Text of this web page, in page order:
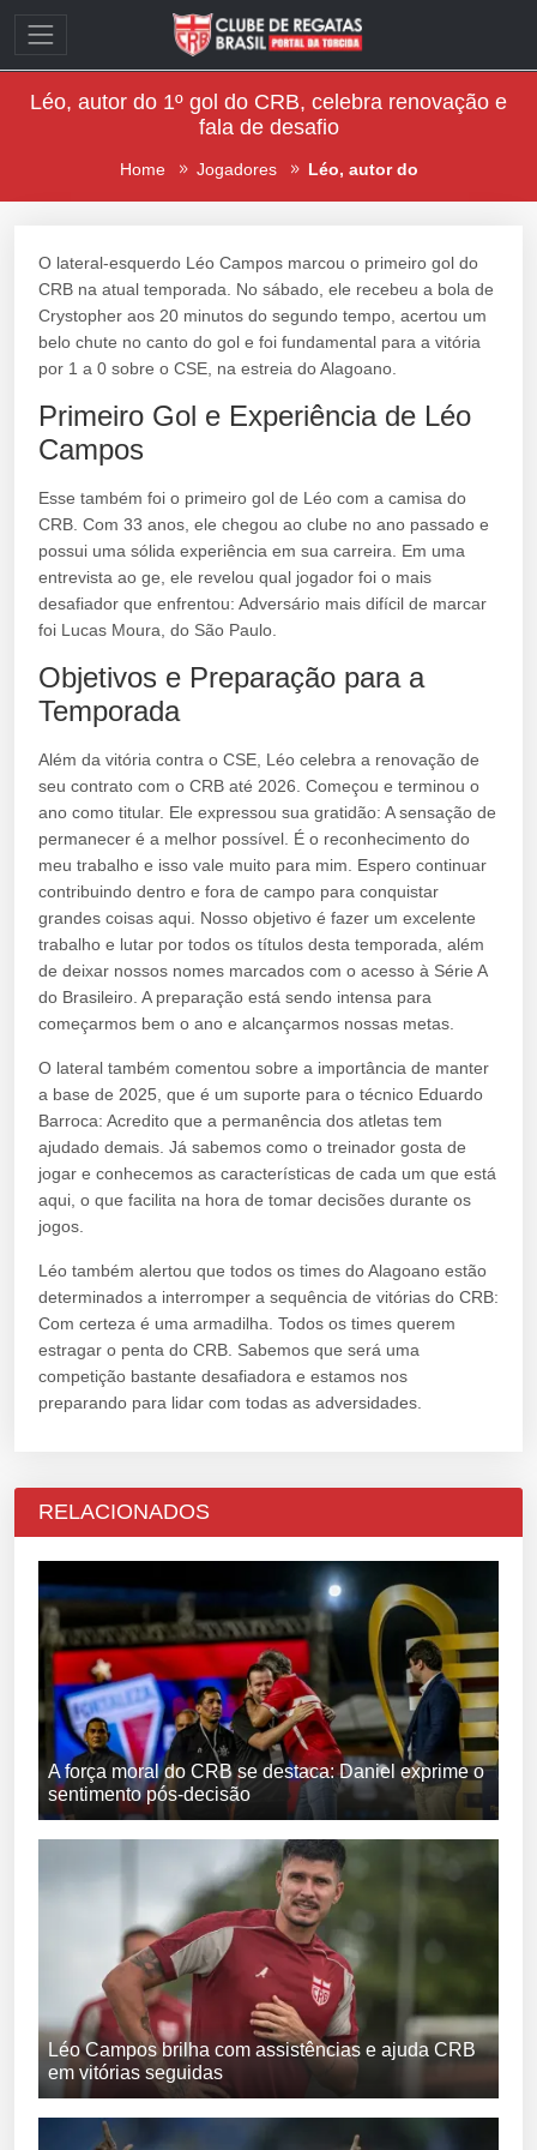
Léo, autor do 1º gol do CRB, celebra renovação e
fala de desafio
Home Jogadores Léo, autor do
O lateral-esquerdo Léo Campos marcou o primeiro gol do
CRB na atual temporada. No sábado, ele recebeu a bola de
Crystopher aos 20 minutos do segundo tempo, acertou um
belo chute no canto do gol e foi fundamental para a vitória
por 1 a 0 sobre o CSE, na estreia do Alagoano.
Primeiro Gol e Experiência de Léo
Campos
Esse também foi o primeiro gol de Léo com a camisa do
CRB. Com 33 anos, ele chegou ao clube no ano passado e
possui uma sólida experiência em sua carreira. Em uma
entrevista ao ge, ele revelou qual jogador foi o mais
desafiador que enfrentou: Adversário mais difícil de marcar
foi Lucas Moura, do São Paulo.
Objetivos e Preparação para a
Temporada
Além da vitória contra o CSE, Léo celebra a renovação de
seu contrato com o CRB até 2026. Começou e terminou o
ano como titular. Ele expressou sua gratidão: A sensação de
permanecer é a melhor possível. É o reconhecimento do
meu trabalho e isso vale muito para mim. Espero continuar
contribuindo dentro e fora de campo para conquistar
grandes coisas aqui. Nosso objetivo é fazer um excelente
trabalho e lutar por todos os títulos desta temporada, além
de deixar nossos nomes marcados com o acesso à Série A
do Brasileiro. A preparação está sendo intensa para
começarmos bem o ano e alcançarmos nossas metas.
O lateral também comentou sobre a importância de manter
a base de 2025, que é um suporte para o técnico Eduardo
Barroca: Acredito que a permanência dos atletas tem
ajudado demais. Já sabemos como o treinador gosta de
jogar e conhecemos as características de cada um que está
aqui, o que facilita na hora de tomar decisões durante os
jogos.
Léo também alertou que todos os times do Alagoano estão
determinados a interromper a sequência de vitórias do CRB:
Com certeza é uma armadilha. Todos os times querem
estragar o penta do CRB. Sabemos que será uma
competição bastante desafiadora e estamos nos
preparando para lidar com todas as adversidades.
RELACIONADOS
A força moral do CRB se destaca: Daniel exprime o
sentimento pós-decisão
Léo Campos brilha com assistências e ajuda CRB
em vitórias seguidas